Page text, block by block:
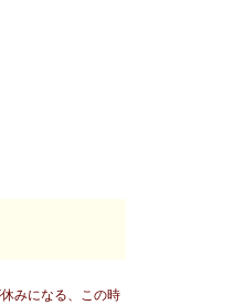
みになる、この時